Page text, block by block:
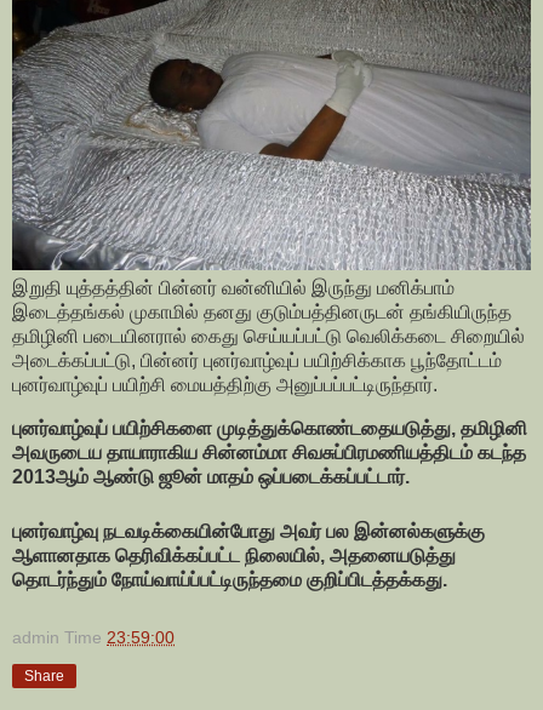
இறுதி யுத்தத்தின் பின்னர் வன்னியில் இருந்து மனிக்பாம்
இடைத்தங்கல் முகாமில் தனது குடும்பத்தினருடன் தங்கியிருந்த
தமிழினி படையினரால் கைது செய்யப்பட்டு வெலிக்கடை சிறையில்
அடைக்கப்பட்டு, பின்னர் புனர்வாழ்வுப் பயிற்சிக்காக பூந்தோட்டம்
புனர்வாழ்வுப் பயிற்சி மையத்திற்கு அனுப்பப்பட்டிருந்தார்.
புனர்வாழ்வுப் பயிற்சிகளை முடித்துக்கொண்டதையடுத்து, தமிழினி
அவருடைய தாயாராகிய சின்னம்மா சிவசுப்பிரமணியத்திடம் கடந்த
2013ஆம் ஆண்டு ஜூன் மாதம் ஒப்படைக்கப்பட்டார்.
புனர்வாழ்வு நடவடிக்கையின்போது அவர் பல இன்னல்களுக்கு
ஆளானதாக தெரிவிக்கப்பட்ட நிலையில், அதனையடுத்து
தொடர்ந்தும் நோய்வாய்ப்பட்டிருந்தமை குறிப்பிடத்தக்கது.
admin Time 23:59:00
Share